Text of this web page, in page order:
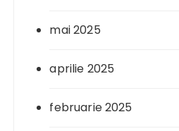
mai 2025
aprilie 2025
februarie 2025